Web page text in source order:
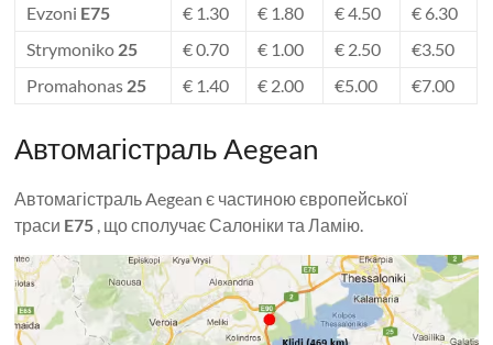
Evzoni E75 € 1.30 € 1.80 € 4.50
€ 6.30
Strymoniko 25 € 0.70 € 1.00 € 2.50
€3.50
Promahonas 25 € 1.40 € 2.00 €5.00 €7.00
Автомагістраль Aegean
Автомагістраль Aegean є частиною європейської
траси E75 , що сполучає Салоніки та Ламію.